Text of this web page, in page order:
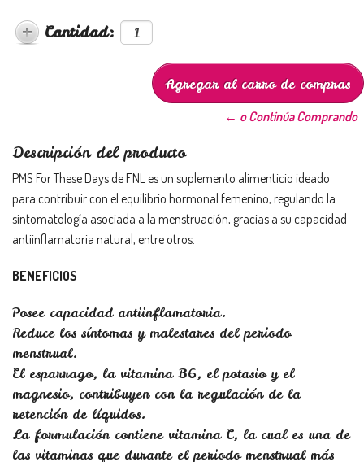
Cantidad:
← o Continúa Comprando
Descripción del producto
PMS For These Days de FNL es un suplemento alimenticio ideado
para contribuir con el equilibrio hormonal femenino, regulando la
sintomatología asociada a la menstruación, gracias a su capacidad
antiinflamatoria natural, entre otros.
BENEFICIOS
Posee capacidad antiinflamatoria.
Reduce los síntomas y malestares del periodo
menstrual.
El esparrago, la vitamina B6, el potasio y el
magnesio, contribuyen con la regulación de la
retención de líquidos.
La formulación contiene vitamina C, la cual es una de
las vitaminas que durante el periodo menstrual más